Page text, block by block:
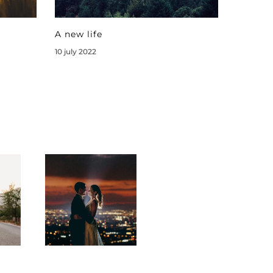
A new life
10 july 2022